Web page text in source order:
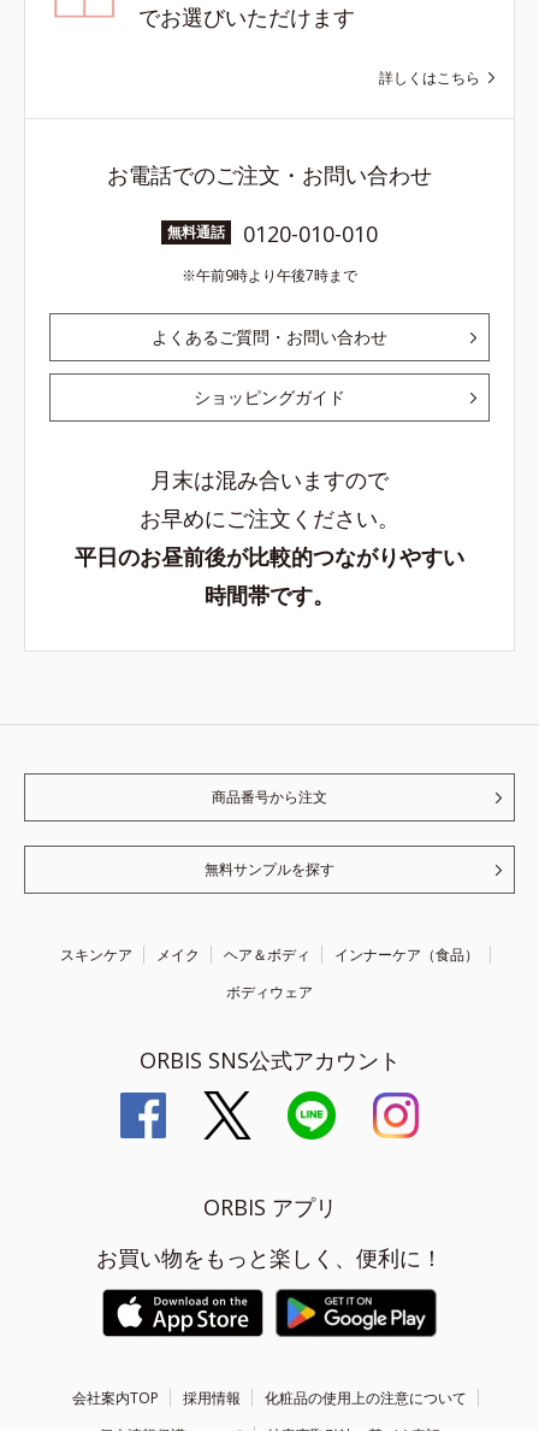
でお選びいただけます
詳しくはこちら
お電話でのご注文・お問い合わせ
無料通話 0120-010-010
午前9時より午後7時まで
よくあるご質問・お問い合わせ
ショッピングガイド
月末は混み合いますので
お早めにご注文ください。
平日のお昼前後が比較的つながりやすい
時間帯です。
商品番号から注文
無料サンプルを探す
スキンケア メイク ヘア＆ボディ
インナーケア（食品）
ボディウェア
ORBIS SNS公式アカウント
ORBIS アプリ
お買い物をもっと楽しく、便利に！
会社案内TOP 採用情報
化粧品の使用上の注意について